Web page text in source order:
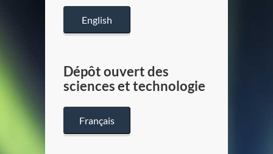
English
Dépôt ouvert des
sciences et technologie
Français